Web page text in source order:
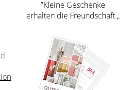
”Kleine Geschenke
erhalten die Freundschaft.„